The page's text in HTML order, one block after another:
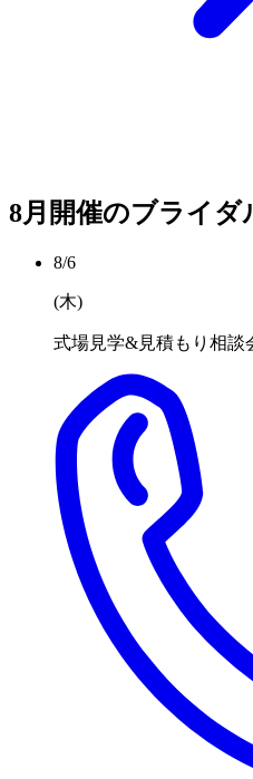
8月開催のブライダ
8/6
(木)
式場見学&見積もり相談